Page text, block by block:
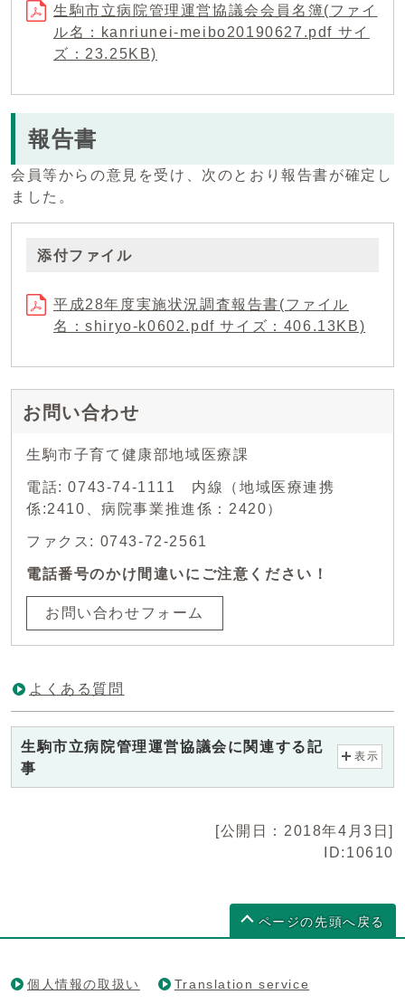
生駒市立病院管理運営協議会会員名簿(ファイ
ル名：kanriunei-meibo20190627.pdf サイ
ズ：23.25KB)
報告書
会員等からの意見を受け、次のとおり報告書が確定し
ました。
添付ファイル
平成28年度実施状況調査報告書(ファイル
名：shiryo-k0602.pdf サイズ：406.13KB)
お問い合わせ
生駒市子育て健康部地域医療課
電話: 0743-74-1111 内線（地域医療連携
係:2410、病院事業推進係：2420）
ファクス: 0743-72-2561
電話番号のかけ間違いにご注意ください！
お問い合わせフォーム
よくある質問
生駒市立病院管理運営協議会に関連する記
事
表示
[公開日：2018年4月3日]
ID:10610
ページの先頭へ戻る
個人情報の取扱い Translation service